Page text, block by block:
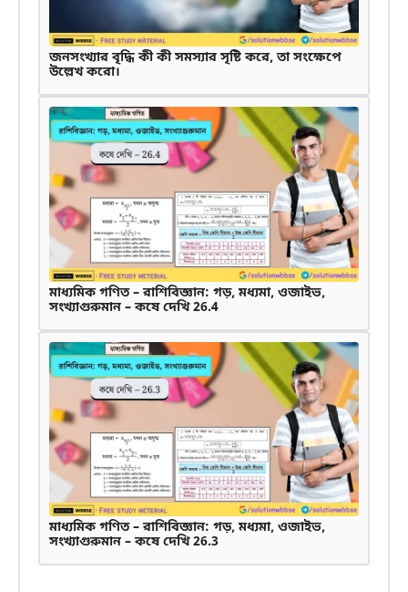
জনসংখ্যার বৃদ্ধি কী কী সমস্যার সৃষ্টি করে, তা সংক্ষেপে
উল্লেখ করো।
মাধ্যমিক গণিত – রাশিবিজ্ঞান: গড়, মধ্যমা, ওজাইভ,
সংখ্যাগুরুমান – কষে দেখি 26.4
মাধ্যমিক গণিত – রাশিবিজ্ঞান: গড়, মধ্যমা, ওজাইভ,
সংখ্যাগুরুমান – কষে দেখি 26.3